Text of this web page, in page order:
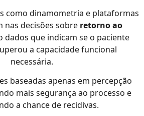
como dinamometria e plataformas
nas decisões sobre retorno ao
dados que indicam se o paciente
a capacidade funcional
necessária.
baseadas apenas em percepção
mais segurança ao processo e
a chance de recidivas.